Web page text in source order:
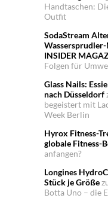
Handtaschen:
Outfit
SodaStream
INSIDER
Folgen für
Glass Nails:
nach Düsseldorf
begeistert mit
Week Berlin
Hyrox Fitness-
globale Fitness-
anfangen?
Longines
Stück je Größe
Botta Uno – die